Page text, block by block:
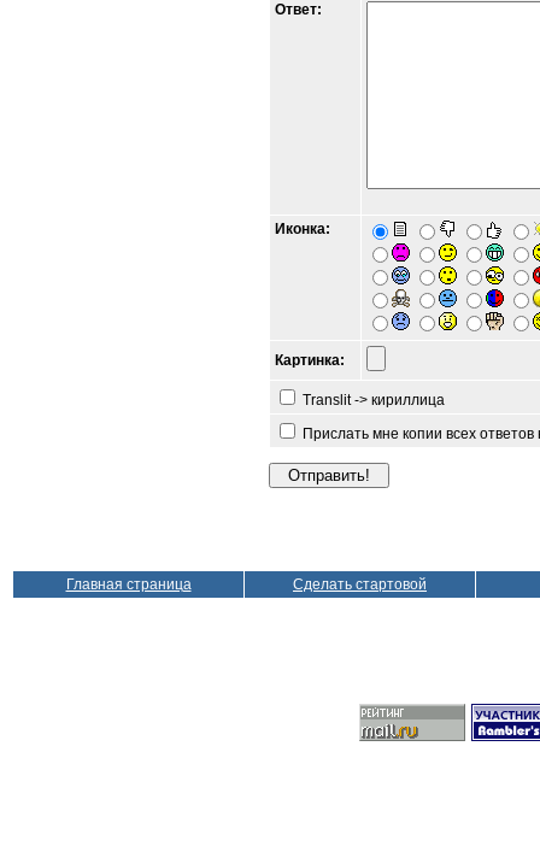
Ответ:
Иконка:
Картинка:
Translit -> кириллица
Прислать мне копии всех
Главная страница Сделать стартовой